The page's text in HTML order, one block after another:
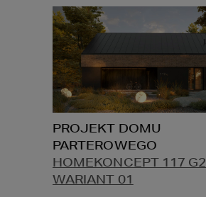
PROJEKT DOMU
HOMEKONCEPT 117 G2
WARIANT 01